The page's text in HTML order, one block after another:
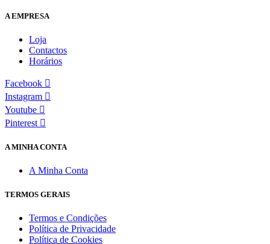
A EMPRESA
Loja
Contactos
Horários
Facebook
Instagram
Youtube
Pinterest
A MINHA CONTA
A Minha Conta
TERMOS GERAIS
Termos e Condições
Política de Privacidade
Política de Cookies